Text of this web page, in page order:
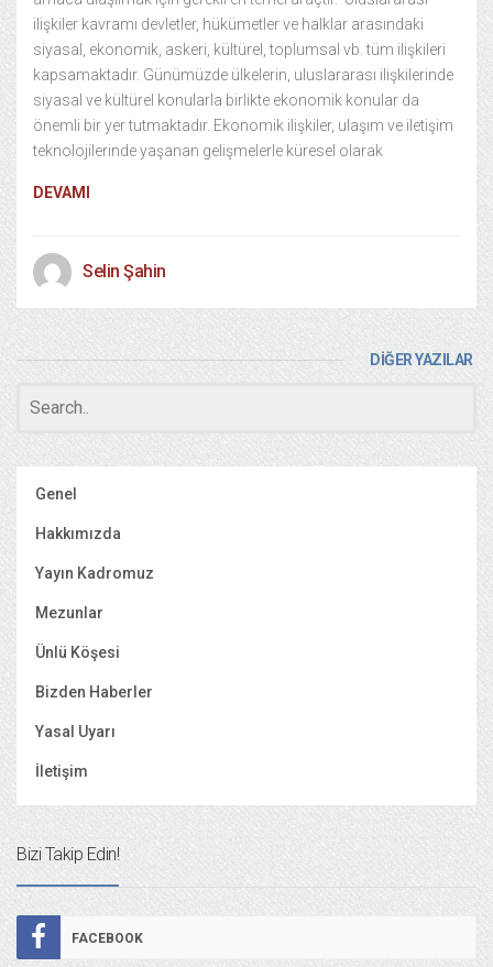
ilişkiler kavramı devletler, hükümetler ve halklar arasındaki
siyasal, ekonomik, askeri, kültürel, toplumsal vb. tüm ilişkileri
kapsamaktadır. Günümüzde ülkelerin, uluslararası ilişkilerinde
siyasal ve kültürel konularla birlikte ekonomik konular da
önemli bir yer tutmaktadır. Ekonomik ilişkiler, ulaşım ve iletişim
teknolojilerinde yaşanan gelişmelerle küresel olarak
DEVAMI
Selin Şahin
DİĞER YAZILAR
Genel
Hakkımızda
Yayın Kadromuz
Mezunlar
Ünlü Köşesi
Bizden Haberler
Yasal Uyarı
İletişim
Bizi Takip Edin!
FACEBOOK